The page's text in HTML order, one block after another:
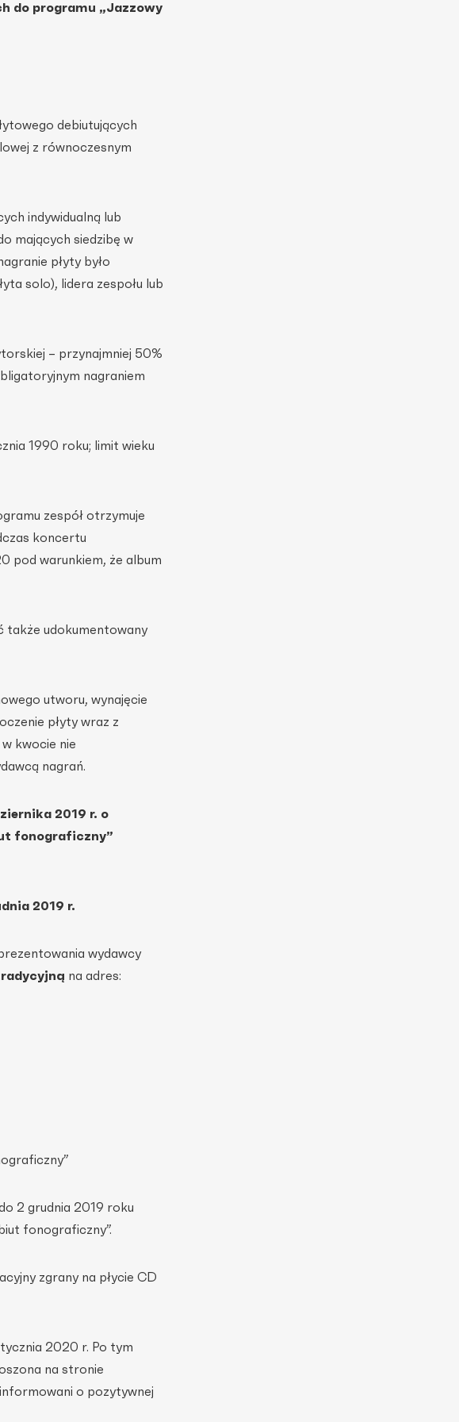
do programu „Jazzowy
debiutujących
z równoczesnym
indywidualną lub
mających siedzibę w
płyty było
solo), lidera zespołu lub
– przynajmniej 50%
nagraniem
1990 roku; limit wieku
zespół otrzymuje
koncertu
pod warunkiem, że album
także udokumentowany
utworu, wynajęcie
płyty wraz z
kwocie nie
nagrań.
2019 r. o
fonograficzny”
2019 r.
wydawcy
na adres:
2 grudnia 2019 roku
fonograficzny”.
zgrany na płycie CD
2020 r. Po tym
na stronie
o pozytywnej